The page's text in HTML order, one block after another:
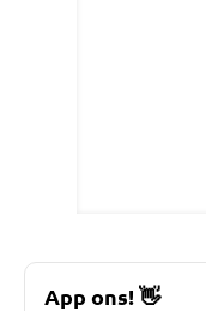
App ons!👋